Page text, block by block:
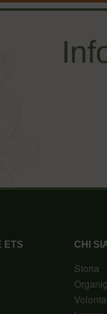
ETS CHI
Storia